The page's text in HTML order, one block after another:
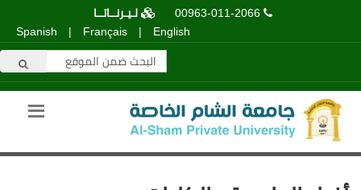
00963-011-2066
لـيـرنــاتــا
English
|
Français
|
Spanish